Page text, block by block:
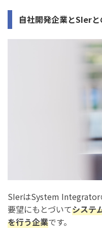
自社開発企業とSIer
SIerはSystem Integrator
要望にもとづいてシステ
を行う企業です。